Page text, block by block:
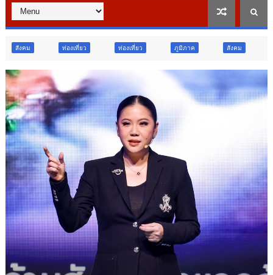
เที่ยว ท่องเที่ยว ภูมิภาค